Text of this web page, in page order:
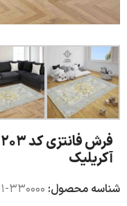
آکریلیک
شناسه محصول: 330000-1-2